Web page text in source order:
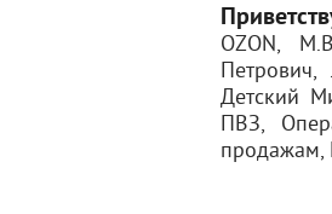
OZON,
Детский
ПВЗ,
продажам,